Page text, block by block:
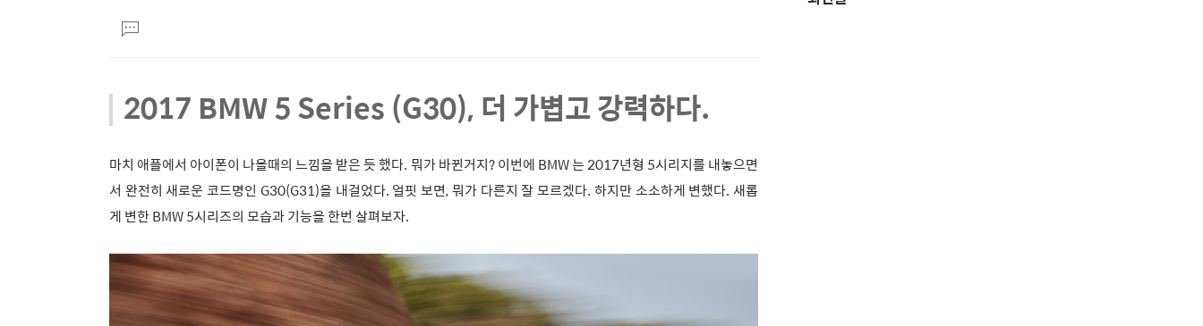
텐
문댓
글
2017 BMW 5 Series (G30), 더 가볍고 강력하다.
마치 애플에서 아이폰이 나올때의 느낌을 받은 듯 했다. 뭐가 바뀐거지? 이번에 BMW 는 2017년형 5시리지를 내놓으면
서 완전히 새로운 코드명인 G30(G31)을 내걸었다. 얼핏 보면, 뭐가 다른지 잘 모르겠다. 하지만 소소하게 변했다. 새롭
게 변한 BMW 5시리즈의 모습과 기능을 한번 살펴보자.